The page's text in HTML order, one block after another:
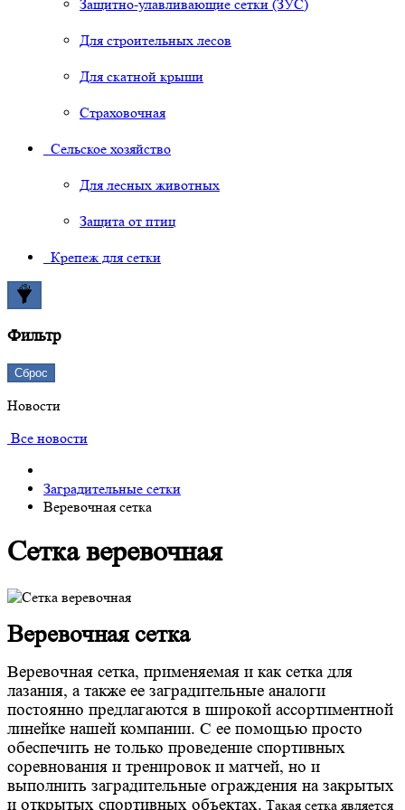
Защитно-улавливающие сетки (ЗУС)
Для строительных лесов
Для скатной крыши
Страховочная
Сельское хозяйство
Для лесных животных
Защита от птиц
Крепеж для сетки
Фильтр
Сброс
Новости
Все новости
Заградительные сетки
Веревочная сетка
Сетка веревочная
Веревочная сетка
Веревочная сетка, применяемая и как сетка для
лазания, а также ее заградительные аналоги
постоянно предлагаются в широкой ассортиментной
линейке нашей компании. С ее помощью просто
обеспечить не только проведение спортивных
соревнования и тренировок и матчей, но и
выполнить заградительные ограждения на закрытых
и открытых спортивных объектах. Такая сетка является